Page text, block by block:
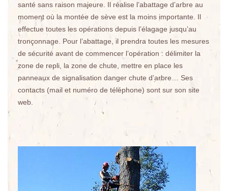
santé sans raison majeure. Il réalise l’abattage d’arbre au
moment où la montée de sève est la moins importante. Il
effectue toutes les opérations depuis l’élagage jusqu’au
tronçonnage. Pour l’abattage, il prendra toutes les mesures
de sécurité avant de commencer l’opération : délimiter la
zone de repli, la zone de chute, mettre en place les
panneaux de signalisation danger chute d’arbre… Ses
contacts (mail et numéro de téléphone) sont sur son site
web.